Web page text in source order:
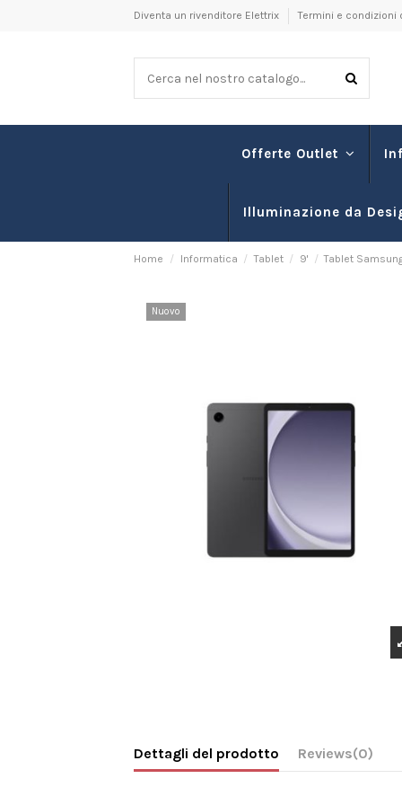
Diventa un rivenditore Elettrix Termini e condizioni
Offerte Outlet
Illuminazione da
Home Informatica Tablet 9' Tablet
Nuovo
Dettagli del prodotto Reviews(0)